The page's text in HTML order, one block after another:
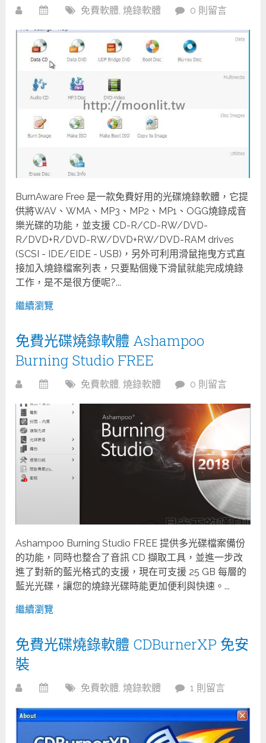
免費軟體, 燒錄軟體 0 則留言
BurnAware Free 是一款免費好用的光碟燒錄軟體，它提
供將WAV、WMA、MP3、MP2、MP1、OGG燒錄成音
樂光碟的功能，並支援 CD-R/CD-RW/DVD-
R/DVD+R/DVD-RW/DVD+RW/DVD-RAM drives
(SCSI - IDE/EIDE - USB)，另外可利用滑鼠拖曳方式直
接加入燒錄檔案列表，只要點個幾下滑鼠就能完成燒錄
工作，是不是很方便呢?...
繼續瀏覽
免費光碟燒錄軟體 Ashampoo
Burning Studio FREE
免費軟體, 燒錄軟體 0 則留言
Ashampoo Burning Studio FREE 提供多光碟檔案備份
的功能，同時也整合了音訊 CD 擷取工具，並進一步改
進了對新的藍光格式的支援，現在可支援 25 GB 每層的
藍光光碟，讓您的燒錄光碟時能更加便利與快速。...
繼續瀏覽
免費光碟燒錄軟體 CDBurnerXP 免安
裝
免費軟體, 燒錄軟體 1 則留言